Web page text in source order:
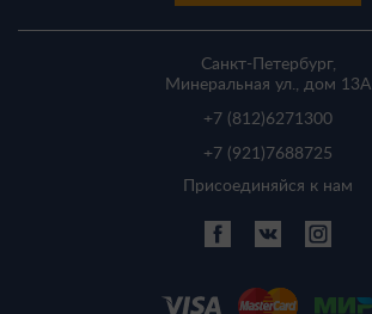
Санкт-Петербург,
Минеральная ул., дом 13A
+7 (812)6271300
+7 (921) 7688725
Присоединяйся к нам